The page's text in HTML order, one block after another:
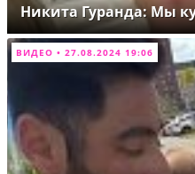
Никита Гуранда: Мы
ВИДЕО • 27.08.2024 19:06